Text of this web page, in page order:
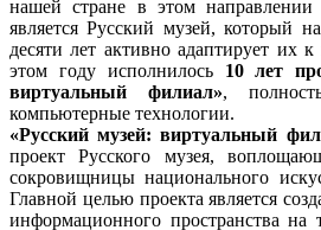
нашей стране в этом направлении
является Русский музей, который
десяти лет активно адаптирует их
этом году исполнилось 10 лет
виртуальный филиал»,
компьютерные технологии.
«Русский музей: виртуальный
проект Русского музея,
сокровищницы национального
Главной целью проекта является
информационного пространства на